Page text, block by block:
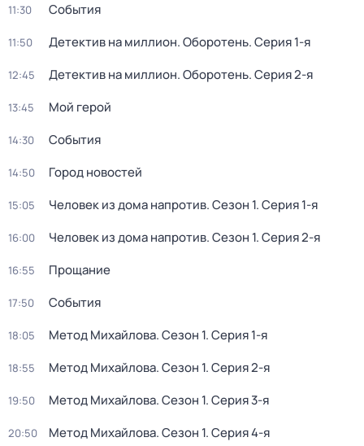
11:30 События
11:50 Детектив на миллион. Оборотень. Серия 1-я
12:45 Детектив на миллион. Оборотень. Серия 2-я
13:45 Мой герой
14:30 События
14:50 Город новостей
15:05 Человек из дома напротив. Сезон 1. Серия 1-я
16:00 Человек из дома напротив. Сезон 1. Серия 2-я
16:55 Прощание
17:50 События
18:05 Метод Михайлова. Сезон 1. Серия 1-я
18:55 Метод Михайлова. Сезон 1. Серия 2-я
19:50 Метод Михайлова. Сезон 1. Серия 3-я
20:50 Метод Михайлова. Сезон 1. Серия 4-я